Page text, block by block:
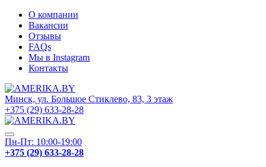
О компании
Вакансии
Отзывы
FAQs
Мы в Instagram
Контакты
Минск, ул. Большое Стиклево, 83, 3 этаж
+375 (29) 633-28-28
Пн-Пт: 10:00-19:00
+375 (29) 633-28-28